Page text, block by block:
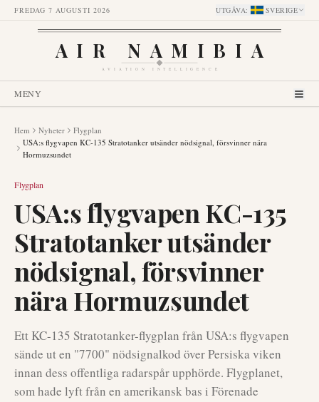
FREDAG 7 AUGUSTI 2026 UTGÅVA: SVERIGE
AIR NAMIBIA
AVIATION INTELLIGENCE
MENY
Hem Nyheter
Flygplan
USA:s flygvapen KC-135 Stratotanker utsänder nödsignal, försvinner nära
Hormuzsundet
Flygplan
USA:s flygvapen KC-135
Stratotanker utsänder
nödsignal, försvinner
nära Hormuzsundet
Ett KC-135 Stratotanker-flygplan från USA:s flygvapen
sände ut en "7700" nödsignalkod över Persiska viken
innan dess offentliga radarspår upphörde. Flygplanet,
som hade lyft från en amerikansk bas i Förenade